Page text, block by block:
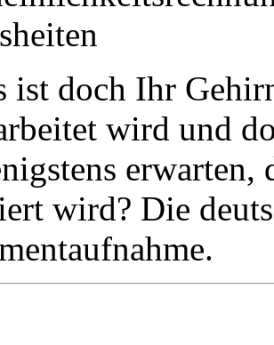
ist doch Ihr
wird und
wird? Die